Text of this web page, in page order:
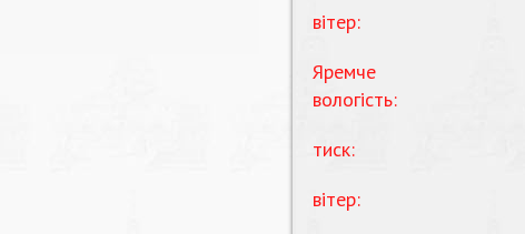
вітер:
Яремче
вологість:
тиск:
вітер: